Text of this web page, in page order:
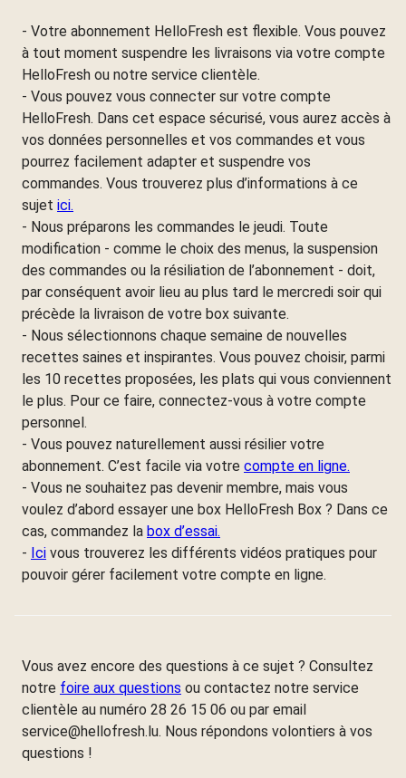
- Votre abonnement HelloFresh est flexible. Vous pouvez
à tout moment suspendre les livraisons via votre compte
HelloFresh ou notre service clientèle.
- Vous pouvez vous connecter sur votre compte
HelloFresh. Dans cet espace sécurisé, vous aurez accès à
vos données personnelles et vos commandes et vous
pourrez facilement adapter et suspendre vos
commandes. Vous trouverez plus d’informations à ce
sujet ici.
- Nous préparons les commandes le jeudi. Toute
modification - comme le choix des menus, la suspension
des commandes ou la résiliation de l’abonnement - doit,
par conséquent avoir lieu au plus tard le mercredi soir qui
précède la livraison de votre box suivante.
- Nous sélectionnons chaque semaine de nouvelles
recettes saines et inspirantes. Vous pouvez choisir, parmi
les 10 recettes proposées, les plats qui vous conviennent
le plus. Pour ce faire, connectez-vous à votre compte
personnel.
- Vous pouvez naturellement aussi résilier votre
abonnement. C’est facile via votre compte en ligne.
- Vous ne souhaitez pas devenir membre, mais vous
voulez d’abord essayer une box HelloFresh Box ? Dans ce
cas, commandez la box d’essai.
- Ici vous trouverez les différents vidéos pratiques pour
pouvoir gérer facilement votre compte en ligne.
Vous avez encore des questions à ce sujet ? Consultez
notre foire aux questions ou contactez notre service
clientèle au numéro 28 26 15 06 ou par email
service@hellofresh.lu. Nous répondons volontiers à vos
questions !